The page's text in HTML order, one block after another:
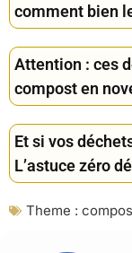
comment bien
Attention : ces
compost en
Et si vos
L’astuce zéro
Theme :